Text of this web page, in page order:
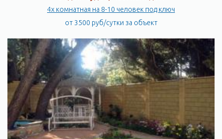
4х комнатная на 8-10 человек под ключ
от 3500 руб/сутки за объект